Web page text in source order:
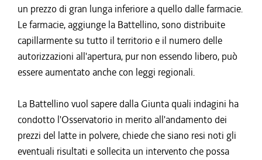
un prezzo di gran lunga inferiore a quello dalle farmacie.
Le farmacie, aggiunge la Battellino, sono distribuite
capillarmente su tutto il territorio e il numero delle
autorizzazioni all'apertura, pur non essendo libero, può
essere aumentato anche con leggi regionali.
La Battellino vuol sapere dalla Giunta quali indagini ha
condotto l'Osservatorio in merito all'andamento dei
prezzi del latte in polvere, chiede che siano resi noti gli
eventuali risultati e sollecita un intervento che possa